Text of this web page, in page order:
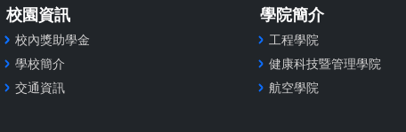
校園資訊
校內獎助學金
學校簡介
交通資訊
學院簡介
工程學院
健康科技暨管理學院
航空學院